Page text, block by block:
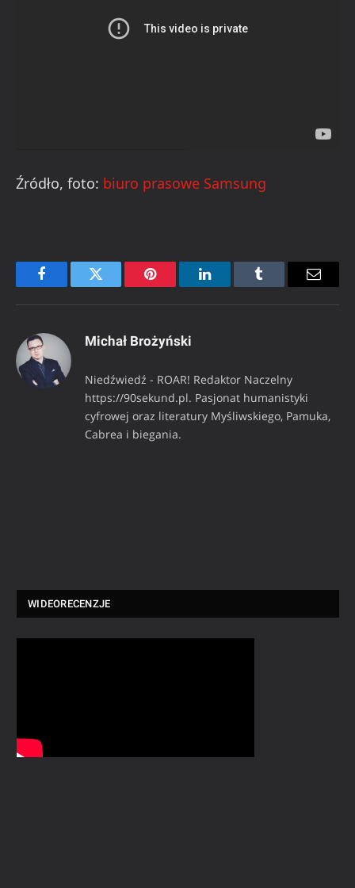
Źródło, foto: biuro prasowe Samsung
FacebookTwitter Pinterest LinkedInTumblr Email
Michał Brożyński
Niedźwiedź - ROAR! Redaktor Naczelny
https://90sekund.pl. Pasjonat humanistyki
cyfrowej oraz literatury Myśliwskiego, Pamuka,
Cabrea i biegania.
WIDEORECENZJE